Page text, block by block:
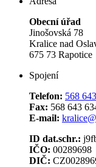
Obecní úřad
Jinošovská 78
Kralice nad
675 73 Rapotice
Spojení
Telefon: 568
Fax: 568 643
E-mail:
ID dat.schr.:
IČO: 00289698
DIČ: